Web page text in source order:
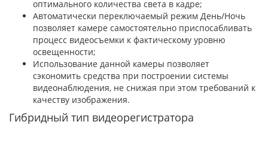
оптимального количества света в кадре;
Автоматически переключаемый режим День/Ночь
позволяет камере самостоятельно приспосабливать
процесс видеосъемки к фактическому уровню
освещенности;
Использование данной камеры позволяет
сэкономить средства при построении системы
видеонаблюдения, не снижая при этом требований к
качеству изображения.
Гибридный тип видеорегистратора